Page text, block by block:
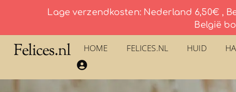
Lage verzendkosten: Nederland 6,50€ ,
België
Felices.nl HOME FELICES.NL HUID